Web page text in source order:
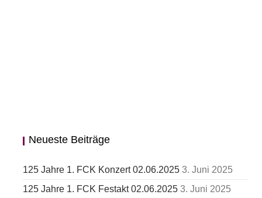
Neueste Beiträge
125 Jahre 1. FCK Konzert 02.06.2025 3. Juni 2025
125 Jahre 1. FCK Festakt 02.06.2025 3. Juni 2025